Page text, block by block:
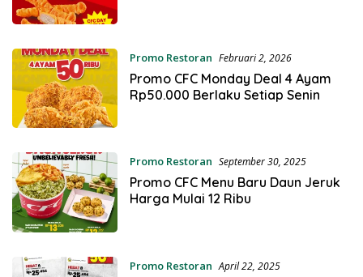
Promo Restoran Februari 2, 2026
Promo CFC Monday Deal 4 Ayam
Rp50.000 Berlaku Setiap Senin
Promo Restoran September 30, 2025
Promo CFC Menu Baru Daun Jeruk
Harga Mulai 12 Ribu
Promo Restoran April 22, 2025